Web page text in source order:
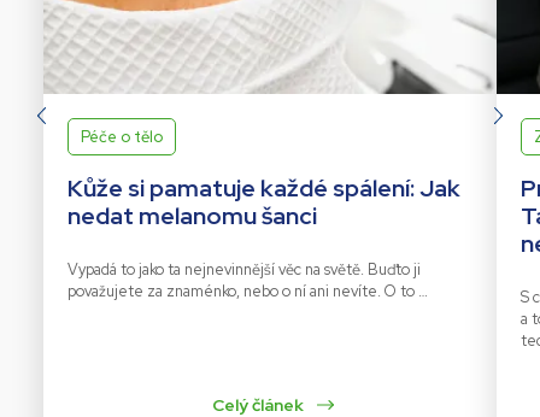
Péče o tělo
Kůže si pamatuje každé spálení: Jak
nedat melanomu šanci
Vypadá to jako ta nejnevinnější věc na světě. Buďto ji
považujete za znaménko, nebo o ní ani nevíte. O to …
Celý článek
S
a